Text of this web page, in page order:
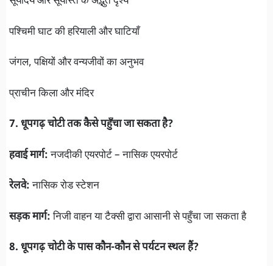
पश्चिमी घाट की हरियाली और घाटियाँ
जंगल, पक्षियों और वन्यजीवों का अनुभव
प्राचीन किला और मंदिर
7. धूपगढ़ चोटी तक कैसे पहुँचा जा सकता है?
हवाई मार्ग:नजदीकी एयरपोर्ट – नासिक एयरपोर्ट
रेलवे:नासिक रोड स्टेशन
सड़क मार्ग:निजी वाहन या टैक्सी द्वारा आसानी से पहुँचा जा सकता है
8. धूपगढ़ चोटी के पास कौन-कौन से पर्यटन स्थल हैं?